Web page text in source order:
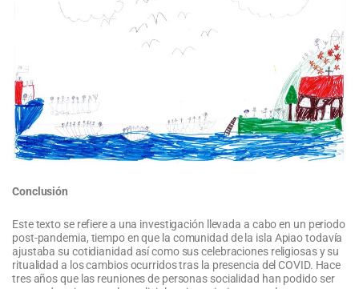
Conclusión
Este texto se refiere a una investigación llevada a cabo en un periodo
post-pandemia, tiempo en que la comunidad de la isla Apiao todavía
ajustaba su cotidianidad así como sus celebraciones religiosas y su
ritualidad a los cambios ocurridos tras la presencia del COVID. Hace
tres años que las reuniones de personas socialidad han podido ser